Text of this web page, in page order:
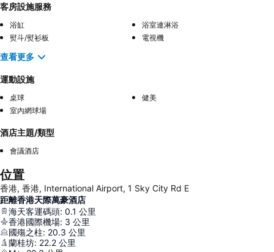
客房設施服務
浴缸
浴室連淋浴
熨斗/熨衫板
電視機
查看更多
運動設施
桌球
健美
室內網球場
酒店主題/類型
會議酒店
位置
香港, 香港, International Airport, 1 Sky City Rd E
距離香港天際萬豪酒店
海天客運碼頭: 0.1 公里
香港國際機場: 3 公里
國殤之柱: 20.3 公里
蘭桂坊: 22.2 公里